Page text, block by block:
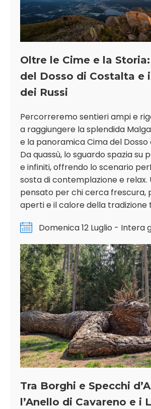
Oltre le Cime e la Storia:
del Dosso di Costalta e
dei Russi
Percorreremo sentieri ampi e
a raggiungere la splendida
e la panoramica Cima del Dosso
Da quassù, lo sguardo spazia su
e infiniti, offrendo lo scenario
sosta di contemplazione e relax.
pensato per chi cerca frescura,
aperti e il calore della tradizione
Domenica 12 Luglio - Intera
Tra Borghi e Specchi
l’Anello di Cavareno e i